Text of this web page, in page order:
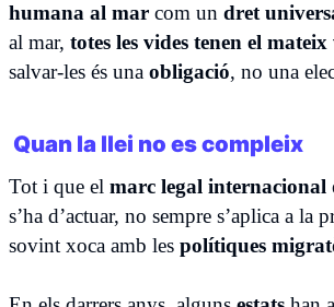
humana al mar com un dret
al mar, totes les vides tenen el
salvar-les és una obligació, no una
Quan la llei no es compleix
Tot i que el marc legal internacional
s’ha d’actuar, no sempre s’aplica a la
sovint xoca amb les polítiques